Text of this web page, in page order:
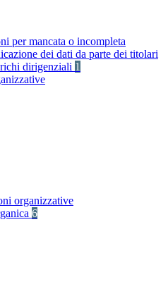
per mancata o incompleta
dei dati da parte dei titolari
dirigenziali 1
organizzative
6